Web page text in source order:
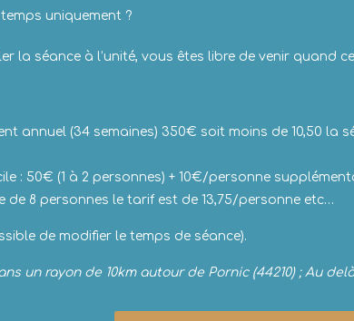
uniquement ?
la séance à l’unité, vous êtes libre de venir quand
annuel (34 semaines) 350€ soit moins de 10,50 la
: 50€ (1 à 2 personnes) + 10€/personne
de 8 personnes le tarif est de 13,75/personne etc…
de modifier le temps de séance).
un rayon de 10km autour de Pornic (44210) ; Au